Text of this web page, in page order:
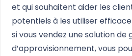
et qui souhaitent aider les
potentiels à les utiliser
si vous vendez une solution de
d’approvisionnement, vous